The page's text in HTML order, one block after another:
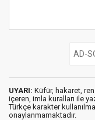
UYARI: Küfür, hakaret,
içeren, imla kuralları ile
Türkçe karakter
onaylanmamaktadır.